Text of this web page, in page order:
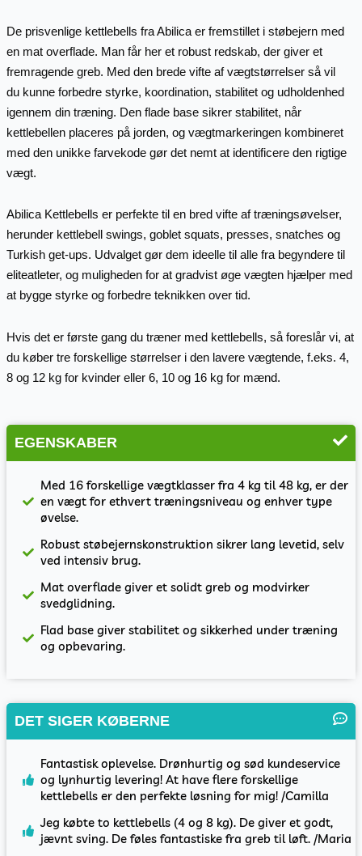
De prisvenlige kettlebells fra Abilica er fremstillet i støbejern med
en mat overflade. Man får her et robust redskab, der giver et
fremragende greb. Med den brede vifte af vægtstørrelser så vil
du kunne forbedre styrke, koordination, stabilitet og udholdenhed
igennem din træning. Den flade base sikrer stabilitet, når
kettlebellen placeres på jorden, og vægtmarkeringen kombineret
med den unikke farvekode gør det nemt at identificere den rigtige
vægt.
Abilica Kettlebells er perfekte til en bred vifte af træningsøvelser,
herunder kettlebell swings, goblet squats, presses, snatches og
Turkish get-ups. Udvalget gør dem ideelle til alle fra begyndere til
eliteatleter, og muligheden for at gradvist øge vægten hjælper med
at bygge styrke og forbedre teknikken over tid.
Hvis det er første gang du træner med kettlebells, så foreslår vi, at
du køber tre forskellige størrelser i den lavere vægtende, f.eks. 4,
8 og 12 kg for kvinder eller 6, 10 og 16 kg for mænd.
EGENSKABER
Med 16 forskellige vægtklasser fra 4 kg til 48 kg, er der
en vægt for ethvert træningsniveau og enhver type
øvelse.
Robust støbejernskonstruktion sikrer lang levetid, selv
ved intensiv brug.
Mat overflade giver et solidt greb og modvirker
svedglidning.
Flad base giver stabilitet og sikkerhed under træning
og opbevaring.
DET SIGER KØBERNE
Fantastisk oplevelse. Drønhurtig og sød kundeservice
og lynhurtig levering! At have flere forskellige
kettlebells er den perfekte løsning for mig! /Camilla
Jeg købte to kettlebells (4 og 8 kg). De giver et godt,
jævnt sving. De føles fantastiske fra greb til løft. /Maria